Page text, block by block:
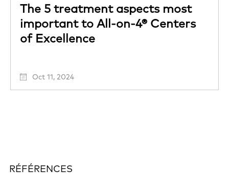
The 5 treatment aspects most
important to All-on-4® Centers
of Excellence
Oct 11, 2024
RÉFÉRENCES